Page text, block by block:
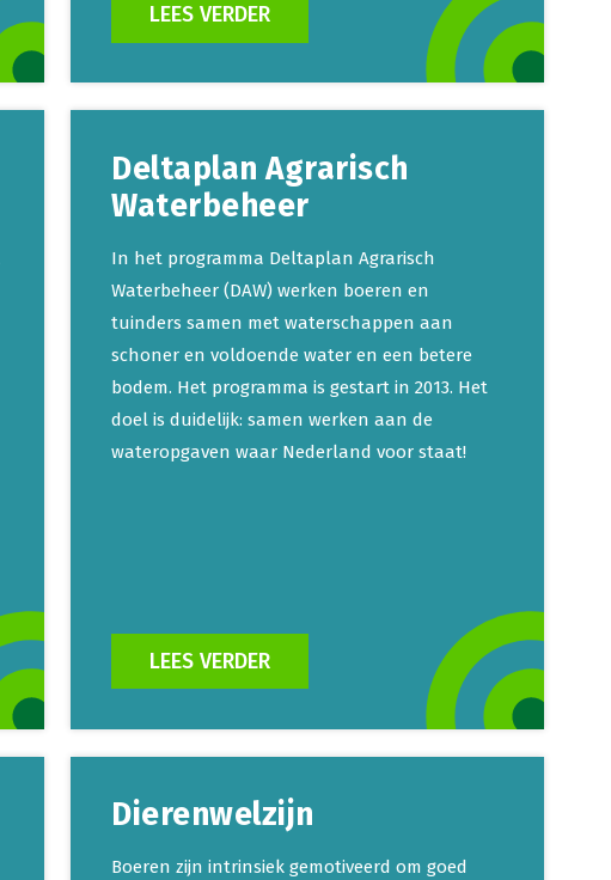
LEES VERDER
Deltaplan Agrarisch
Waterbeheer
In het programma Deltaplan Agrarisch
Waterbeheer (DAW) werken boeren en
tuinders samen met waterschappen aan
schoner en voldoende water en een betere
bodem. Het programma is gestart in 2013. Het
doel is duidelijk: samen werken aan de
wateropgaven waar Nederland voor staat!
LEES VERDER
Dierenwelzijn
Boeren zijn intrinsiek gemotiveerd om goed